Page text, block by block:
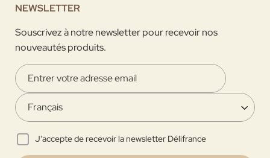
NEWSLETTER
Souscrivez à notre newsletter pour recevoir nos
nouveautés produits.
J'accepte de recevoir la newsletter Délifrance